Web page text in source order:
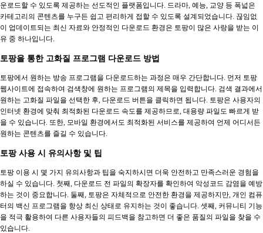
운로드할 수 있도록 제공하는 선도적인 플랫폼입니다. 드라마, 예능, 교양 등 폭넓은
카테고리의 콘텐츠를 누구든 쉽고 편리하게 접할 수 있도록 설계되었습니다. 끊임없
이 업데이트되는 최신 자료와 안정적인 다운로드 환경은 토팡이 많은 사랑을 받는 이
유 중 하나입니다.
토팡을 통한 고화질 프로그램 다운로드 방법
토팡에서 원하는 방송 프로그램을 다운로드하는 과정은 매우 간단합니다. 먼저 토팡
웹사이트에 접속하여 검색창에 원하는 프로그램의 제목을 입력합니다. 검색 결과에서
원하는 고화질 파일을 선택한 후, 다운로드 버튼을 클릭하면 됩니다. 토팡은 사용자의
인터넷 환경에 맞춰 최적화된 다운로드 속도를 제공하므로, 대용량 파일도 빠르게 받
을 수 있습니다. 또한, 모바일 환경에서도 최적화된 서비스를 제공하여 언제 어디서든
원하는 콘텐츠를 즐길 수 있습니다.
토팡 사용 시 유의사항 및 팁
토팡 이용 시 몇 가지 유의사항과 팁을 숙지하시면 더욱 안전하고 만족스러운 경험을
하실 수 있습니다. 첫째, 다운로드 전 파일의 확장자를 확인하여 악성코드 감염을 예방
하는 것이 중요합니다. 둘째, 토팡은 자체적으로 안전한 환경을 제공하지만, 개인 컴퓨
터의 백신 프로그램을 항상 최신 상태로 유지하는 것이 좋습니다. 셋째, 커뮤니티 기능
을 적극 활용하여 다른 사용자들의 피드백을 참고하면 더 좋은 품질의 파일을 찾을 수
있습니다.